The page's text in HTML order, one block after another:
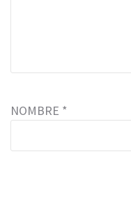
NOMBRE *